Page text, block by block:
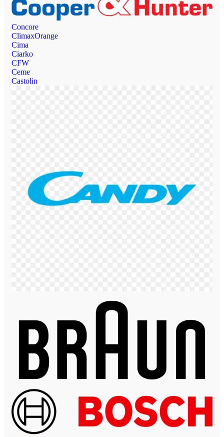
Concore
ClimaxOrange
Cima
Ciarko
CFW
Ceme
Castolin